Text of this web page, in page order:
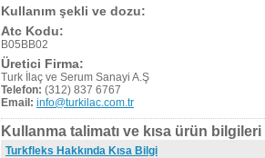
Kullanım şekli ve dozu:
Atc Kodu:
B05BB02
Üretici Firma:
Turk İlaç ve Serum Sanayi A.Ş
Telefon: (312) 837 6767
Email: info@turkilac.com.tr
Kullanma talimatı ve kısa ürün bilgileri
Turkfleks Hakkında Kısa Bilgi